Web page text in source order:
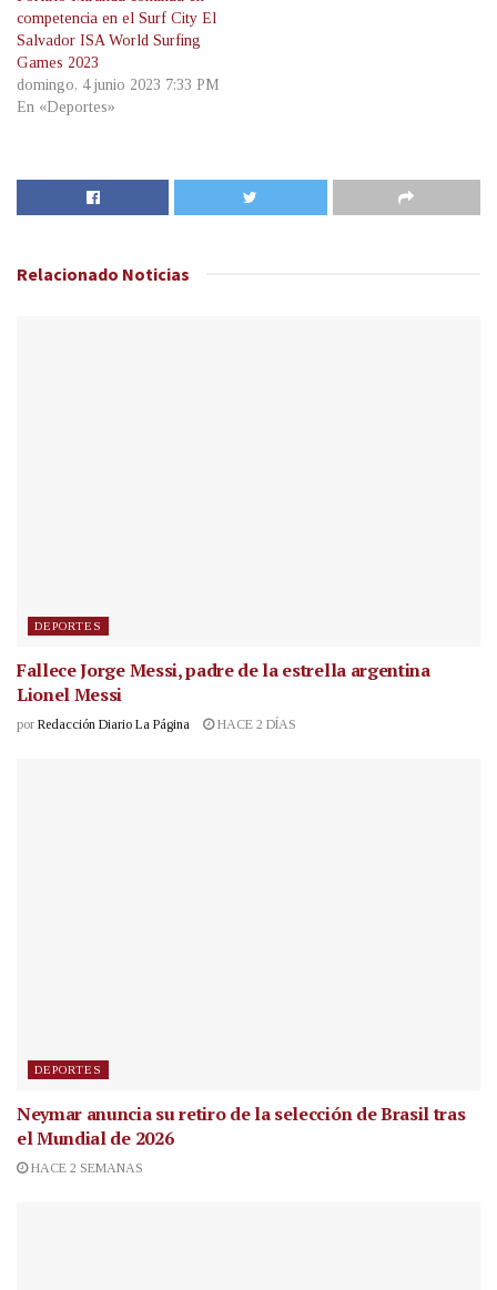
competencia en el Surf City El
Salvador ISA World Surfing
Games 2023
domingo, 4 junio 2023 7:33 PM
En «Deportes»
Relacionado Noticias
DEPORTES
Fallece Jorge Messi, padre de la estrella argentina
Lionel Messi
por Redacción Diario La Página HACE 2 DÍAS
DEPORTES
Neymar anuncia su retiro de la selección de Brasil tras
el Mundial de 2026
HACE 2 SEMANAS